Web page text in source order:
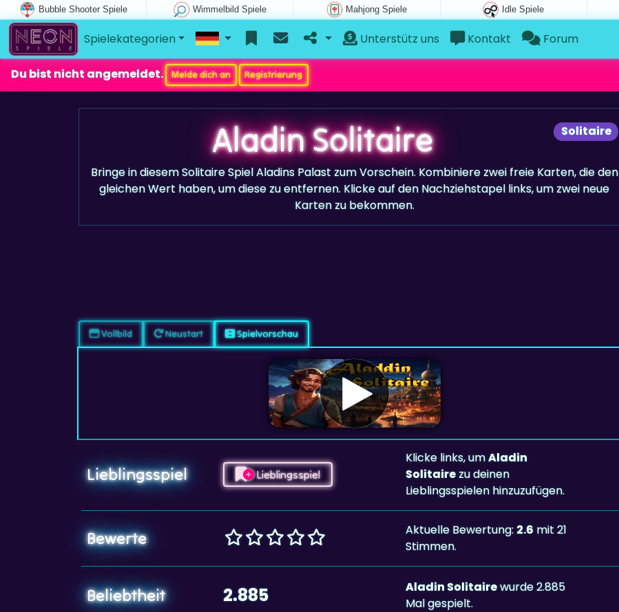
Bubble Shooter Spiele Wimmelbild Spiele Mahjong Spiele Idle Spiele
Spielekategorien Unterstütz uns Kontakt Forum
Du bist nicht angemeldet. Melde dich an Registrierung
Solitaire
Aladin Solitaire
Bringe in diesem Solitaire Spiel Aladins Palast zum Vorschein. Kombiniere zwei freie Karten, die den
gleichen Wert haben, um diese zu entfernen. Klicke auf den Nachziehstapel links, um zwei neue
Karten zu bekommen.
Vollbild Neustart Spielvorschau
Lieblingsspiel Lieblingsspiel
Klicke links, umAladin
Solitairezu deinen
Lieblingsspielen hinzuzufügen.
Bewerte Aktuelle Bewertung:2.6mit 21
Stimmen.
Beliebtheit 2.885 Aladin Solitairewurde 2.885
Mal gespielt.